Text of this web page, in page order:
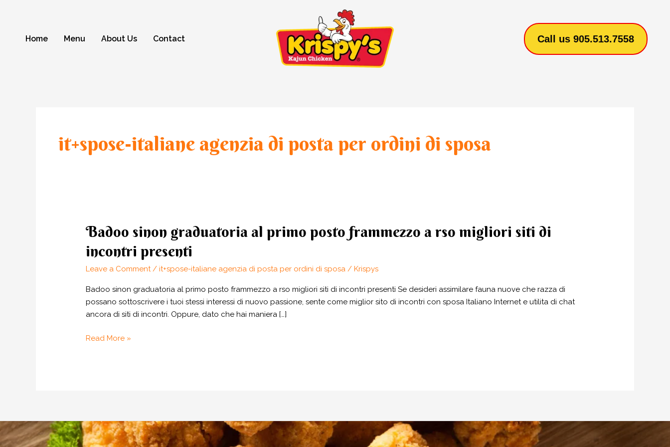
Home Menu About Us Contact Call us 905.513.7558
it+spose-italiane agenzia di posta per ordini di sposa
Badoo sinon graduatoria al primo posto frammezzo a rso migliori siti di
incontri presenti
Leave a Comment /it+spose-italiane agenzia di posta per ordini di sposa /Krispys
Badoo sinon graduatoria al primo posto frammezzo a rso migliori siti di incontri presenti Se desideri assimilare fauna nuove che razza di
possano sottoscrivere i tuoi stessi interessi di nuovo passione, sente come miglior sito di incontri con sposa Italiano Internet e utilita di chat
ancora di siti di incontri. Oppure, dato che hai maniera […]
Badoo
sinon
graduatoria
al
posto
frammezzo
a
migliori
Read More »